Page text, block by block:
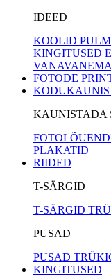
IDEED
KOOLID
KINGITUSED
FOTODE
KAUNISTADA
PLAKATID
RIIDED
T-SÄRGID
T-SÄRGID
PUSAD
PUSAD
KINGITUSED